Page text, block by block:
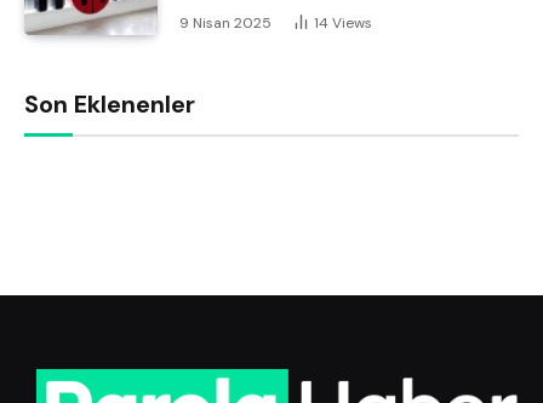
9 Nisan 2025 14 Views
Son Eklenenler